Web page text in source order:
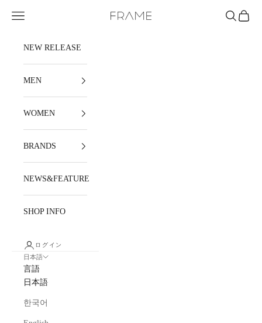
FRAME
メニュー 検索カート
NEW RELEASE
MEN
WOMEN
BRANDS
NEWS&FEATURE
SHOP INFO
ログイン
日本語
言語
日本語
한국어